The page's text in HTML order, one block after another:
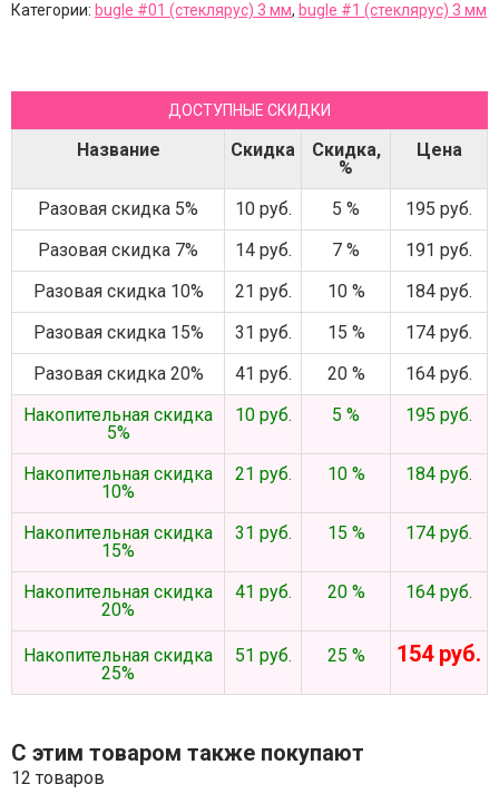
Категории: bugle #01 (стеклярус) 3 мм, bugle #1 (стеклярус) 3 мм
ДОСТУПНЫЕ СКИДКИ
Название Скидка
Скидка,
%
Цена
Разовая скидка 5% 10 руб. 5 %
195 руб.
Разовая скидка 7%
14 руб. 7 %
191 руб.
Разовая скидка 10%
21 руб. 10 %
184 руб.
Разовая скидка 15%
31 руб. 15 %
174 руб.
Разовая скидка 20%
41 руб. 20 %
164 руб.
Накопительная скидка
5%
10 руб. 5 % 195 руб.
Накопительная скидка
10%
21 руб. 10 % 184 руб.
Накопительная скидка
15%
31 руб. 15 % 174 руб.
Накопительная скидка
20%
41 руб. 20 % 164 руб.
Накопительная скидка
25%
51 руб. 25 % 154 руб.
С этим товаром также покупают
12 товаров